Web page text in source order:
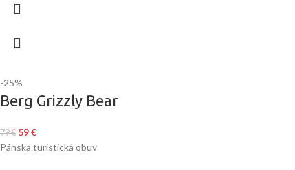
-25%
Berg Grizzly Bear
79€ 59€
Pánska turistická obuv